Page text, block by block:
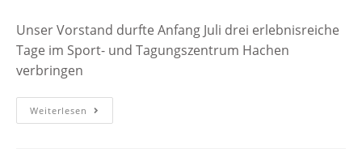
Unser Vorstand durfte Anfang Juli drei erlebnisreiche
Tage im Sport- und Tagungszentrum Hachen
verbringen
Weiterlesen